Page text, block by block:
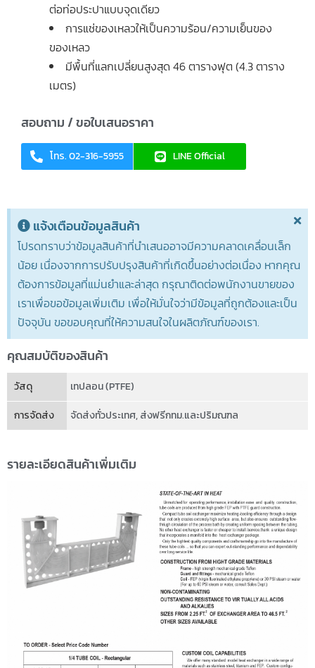
ต่อท่อประปาแบบจุดเดียว
การแช่ของเหลวให้เป็นความร้อน/ความเย็นของ
ของเหลว
มีพื้นที่แลกเปลี่ยนสูงสุด 46 ตารางฟุต (4.3 ตาราง
เมตร)
สอบถาม / ขอใบเสนอราคา
โทร. 02-316-5955 LINE Official
แจ้งเตือนข้อมูลสินค้า
โปรดทราบว่าข้อมูลสินค้าที่นำเสนออาจมีความคลาดเคลื่อนเล็ก
น้อย เนื่องจากการปรับปรุงสินค้าที่เกิดขึ้นอย่างต่อเนื่อง หากคุณ
ต้องการข้อมูลที่แม่นยำและล่าสุด กรุณาติดต่อพนักงานขายของ
เราเพื่อขอข้อมูลเพิ่มเติม เพื่อให้มั่นใจว่ามีข้อมูลที่ถูกต้องและเป็น
ปัจจุบัน ขอขอบคุณที่ให้ความสนใจในผลิตภัณฑ์ของเรา.
คุณสมบัติของสินค้า
วัสดุ
เทปลอน (PTFE)
การจัดส่ง
จัดส่งทั่วประเทศ,ส่งฟรีกทม.และปริมณฑล
รายละเอียดสินค้าเพิ่มเติม